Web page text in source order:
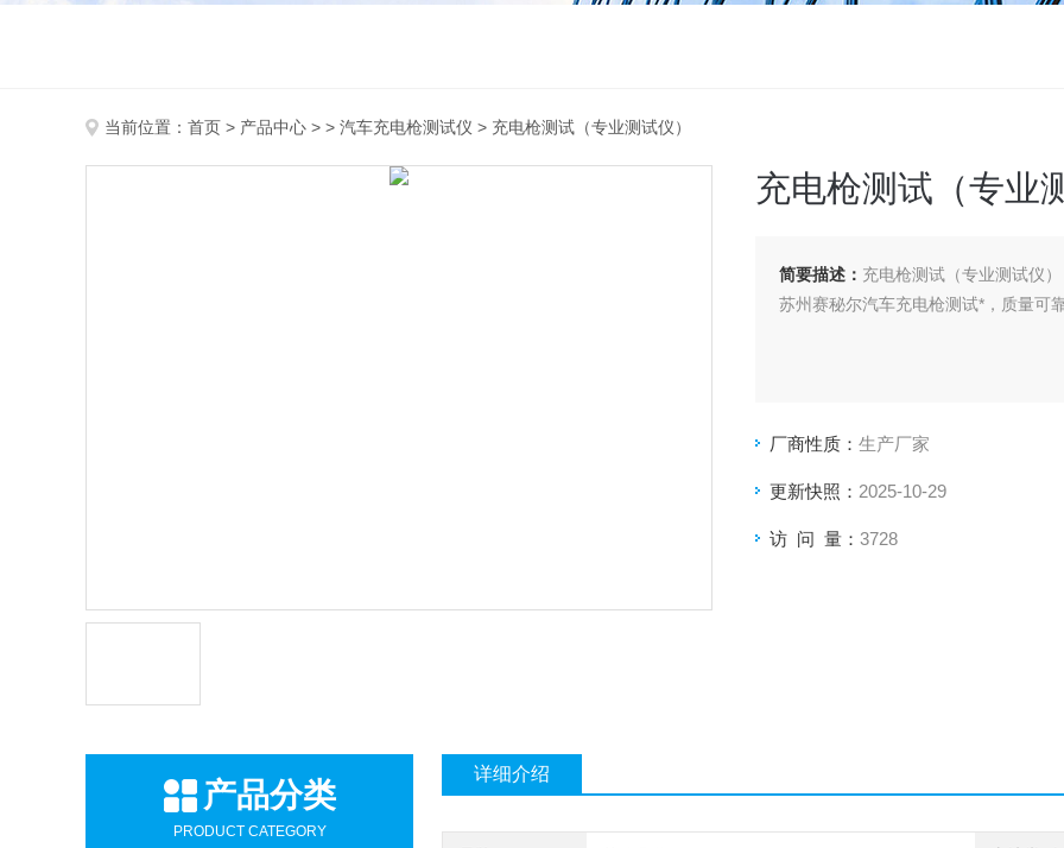
当前位置： 首页 > 产品中心 > > 汽车充电枪测试仪 > 充电枪测试（专业测试仪）
充电枪测试（专业
简要描述： 充电枪测试（专业测试仪）
苏州赛秘尔汽车充电枪测试*，质量可
厂商性质： 生产厂家
更新快照： 2025-10-29
访 问 量： 3728
产品分类
PRODUCT CATEGORY
详细介绍